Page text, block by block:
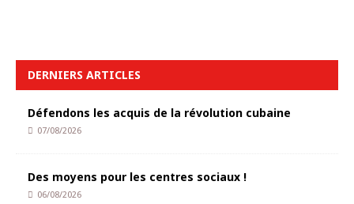
DERNIERS ARTICLES
Défendons les acquis de la révolution cubaine
07/08/2026
Des moyens pour les centres sociaux !
06/08/2026